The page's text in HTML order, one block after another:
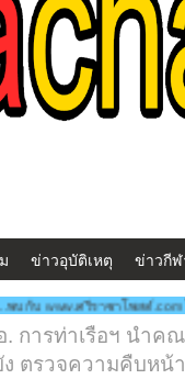
ข่าวอุบัติเหตุ ข่าวกี
โพสต์.com โฉมใหม่!! "สร้าง
. การท่าเรือฯ นำค
ตรวจความคืบหน้